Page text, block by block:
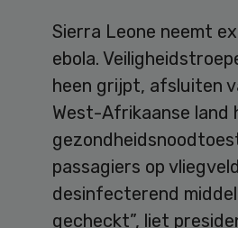
Sierra Leone neemt
ebola.
heen grijpt, afsluiten
West-Afrikaanse land
passagiers op
desinfecterend
gecheckt”, liet